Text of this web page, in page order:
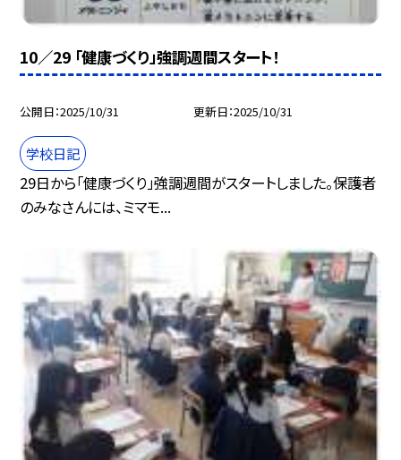
10／29 「健康づくり」強調週間スタート！
公開日 2025/10/31 更新日 2025/10/31
学校日記
29日から「健康づくり」強調週間がスタートしました。保護者
のみなさんには、ミマモ...